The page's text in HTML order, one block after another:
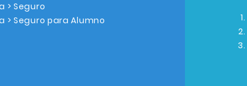
> Seguro
> Seguro para Alumno